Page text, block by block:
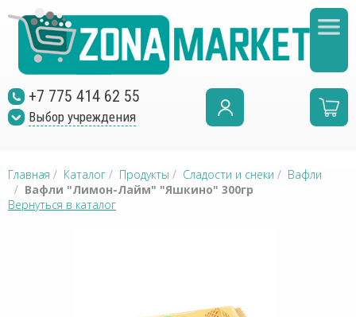
+7 775 414 62 55
Выбор учреждения
Главная / Каталог / Продукты / Сладости и снеки / Вафли
/ Вафли "Лимон-Лайм" "Яшкино" 300гр
Вернуться в каталог